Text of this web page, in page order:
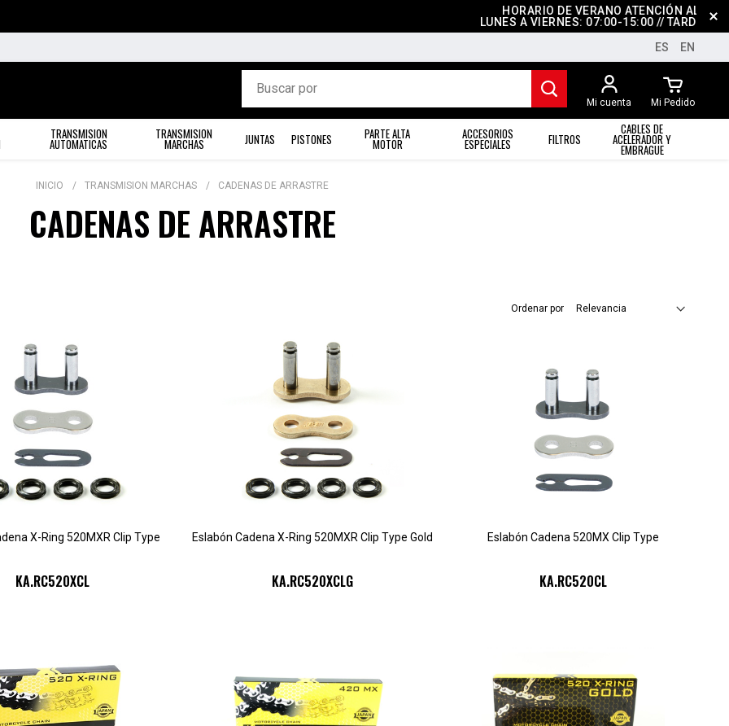
ES EN
Mi cuenta Mi Pedido
TRANSMISION
AUTOMATICAS
TRANSMISION
MARCHAS JUNTAS PISTONES PARTE ALTA
MOTOR
ACCESORIOS
ESPECIALES FILTROS
CABLES DE
ACELERADOR Y
EMBRAGUE
INICIO TRANSMISION MARCHAS CADENAS DE ARRASTRE
CADENAS DE ARRASTRE
Ordenar por
X-Ring 520MXR Clip Type
KA.RC520XCL
Eslabón Cadena X-Ring 520MXR Clip Type Gold
KA.RC520XCLG
Eslabón Cadena 520MX Clip Type
KA.RC520CL
HORARIO DE VERANO ATENCIÓN AL
LUNES A VIERNES: 07:00-15:00 // TARDES: